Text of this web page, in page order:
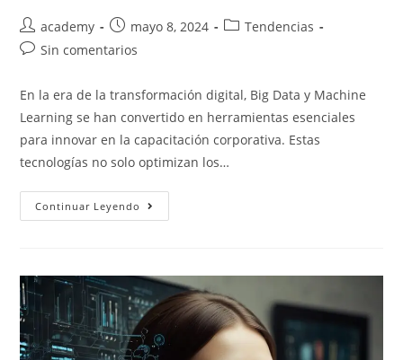
academy mayo 8, 2024
Tendencias
Sin comentarios
En la era de la transformación digital, Big Data y Machine
Learning se han convertido en herramientas esenciales
para innovar en la capacitación corporativa. Estas
tecnologías no solo optimizan los…
Continuar Leyendo